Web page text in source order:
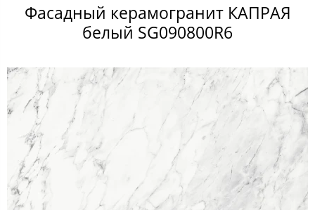
Фасадный керамогранит КАПРАЯ
белый SG090800R6